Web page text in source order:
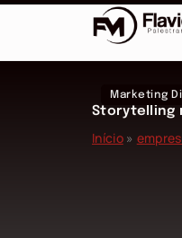
Marketing
Storytelling
Início»